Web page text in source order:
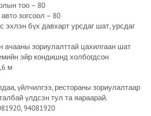
тоо – 80
зогсоол – 80
эхлэн бүх давхарт урсдаг шат, урсдаг
ачааны зориулалттай цахилгаан шат
эйр кондишнд холбогдсон
м
үйлчилгээ, рестораны зориулалтаар
үлдсэн тул та яараарай.
94081920